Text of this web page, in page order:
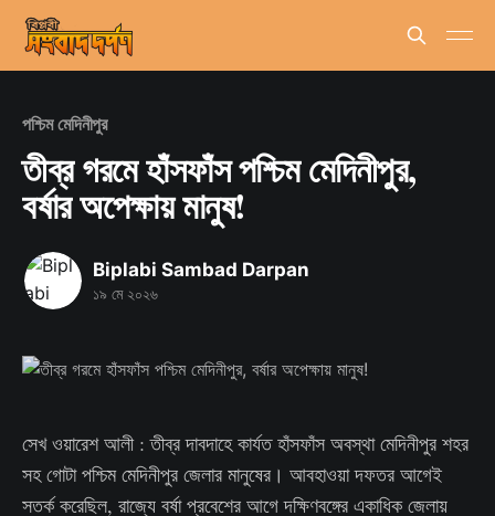
পশ্চিম মেদিনীপুর
তীব্র গরমে হাঁসফাঁস পশ্চিম মেদিনীপুর,
বর্ষার অপেক্ষায় মানুষ!
Biplabi Sambad Darpan
১৯ মে ২০২৬
সেখ ওয়ারেশ আলী : তীব্র দাবদাহে কার্যত হাঁসফাঁস অবস্থা মেদিনীপুর শহর
সহ গোটা পশ্চিম মেদিনীপুর জেলার মানুষের। আবহাওয়া দফতর আগেই
সতর্ক করেছিল, রাজ্যে বর্ষা প্রবেশের আগে দক্ষিণবঙ্গের একাধিক জেলায়